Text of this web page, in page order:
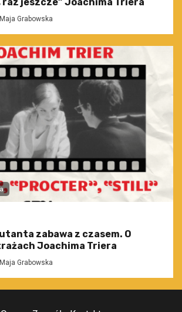
raz jeszcze” Joachima Triera
Maja Grabowska
zabawa z czasem. O
Joachima Triera
Maja Grabowska